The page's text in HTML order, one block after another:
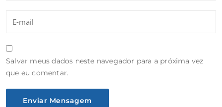
Salvar meus dados neste navegador para a próxima vez
que eu comentar.